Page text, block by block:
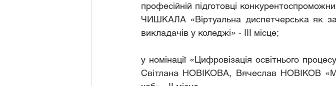
професійній підготовці
ЧИШКАЛА «Віртуальна диспетчерська як
викладачів у коледжі» - ІІІ місце;
у номінації «Цифровізація освітнього
Світлана НОВІКОВА, Вячеслав НОВІКОВ